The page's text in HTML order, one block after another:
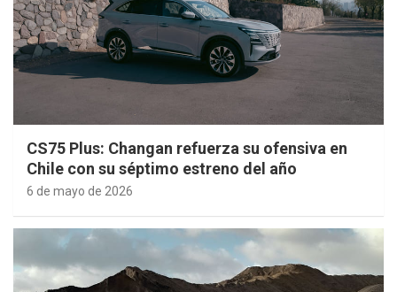
CS75 Plus: Changan refuerza su ofensiva en
Chile con su séptimo estreno del año
6 de mayo de 2026